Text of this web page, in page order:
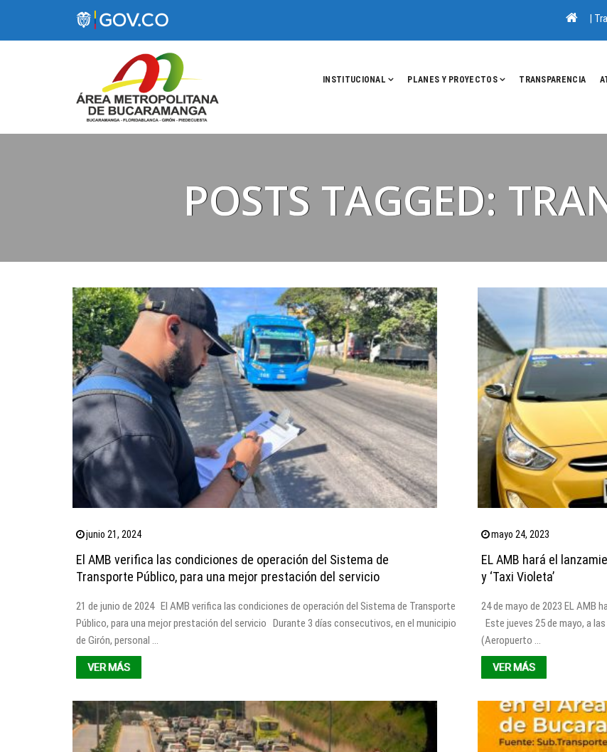
|
INSTITUCIONAL PLANES Y PROYECTOS TRANSPARENCIA
POSTS TAGGED:
junio 21, 2024
El AMB verifica las condiciones de operación del Sistema de
Transporte Público, para una mejor prestación del servicio
21 de junio de 2024 El AMB verifica las condiciones de operación del Sistema de Transporte
Público, para una mejor prestación del servicio Durante 3 días consecutivos, en el municipio
de Girón, personal ...
VER MÁS
mayo 24, 2023
EL AMB hará el
y ‘Taxi Violeta’
24 de mayo de 2023 EL AMB
Este jueves 25 de mayo, a
(Aeropuerto …
VER MÁS